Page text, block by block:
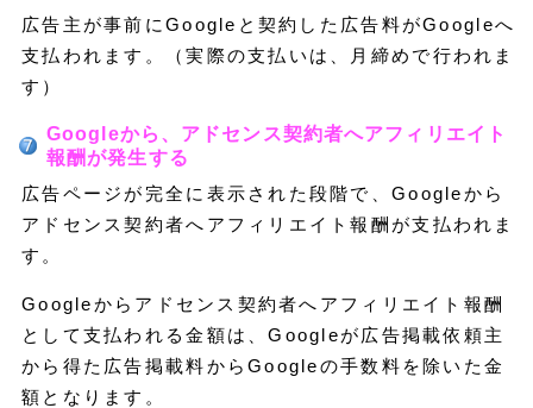
広告主が事前にGoogleと契約した広告料がGoogleへ
支払われます。（実際の支払いは、月締めで行われま
す）
Googleから、アドセンス契約者へアフィリエイト
報酬が発生する
広告ページが完全に表示された段階で、Googleから
アドセンス契約者へアフィリエイト報酬が支払われま
す。
Googleからアドセンス契約者へアフィリエイト報酬
として支払われる金額は、Googleが広告掲載依頼主
から得た広告掲載料からGoogleの手数料を除いた金
額となります。